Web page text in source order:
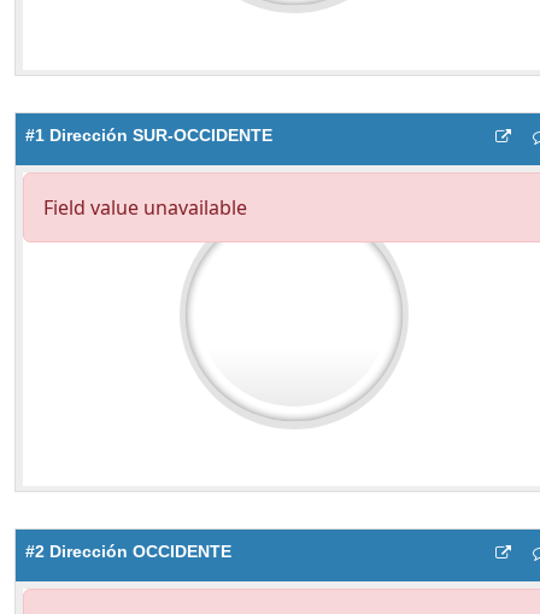
#1 Dirección SUR-OCCIDENTE
#2 Dirección OCCIDENTE